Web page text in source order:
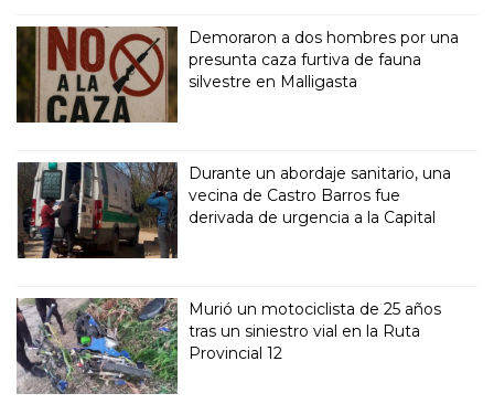
Demoraron a dos hombres por una
presunta caza furtiva de fauna
silvestre en Malligasta
Durante un abordaje sanitario, una
vecina de Castro Barros fue
derivada de urgencia a la Capital
Murió un motociclista de 25 años
tras un siniestro vial en la Ruta
Provincial 12